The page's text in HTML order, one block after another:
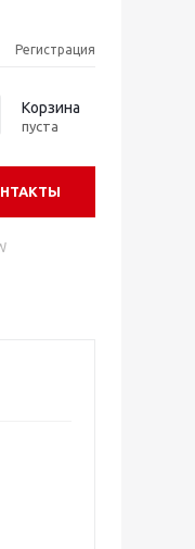
Регистрация
Корзина
пуста